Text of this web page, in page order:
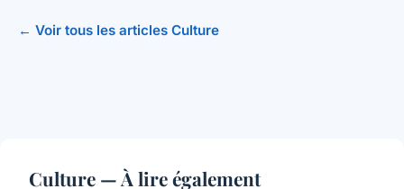
← Voir tous les articles Culture
Culture — À lire également